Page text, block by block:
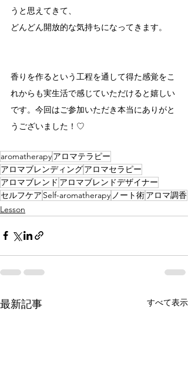
うと思えてきて、
どんどん開放的な気持ちになってきます。
香りを作るという工程を通して得た感覚をこ
れからも実生活で感じていただけると嬉しい
です。今回はご参加いただき本当にありがと
うございました！♡
aromatherapyアロマテラピー
アロマブレンディングアロマセラピー
アロマブレンド アロマブレンドデザイナー
セルフケア Self-aromatherapy ノート術アロマ調香
Lesson
最新記事 すべて表示